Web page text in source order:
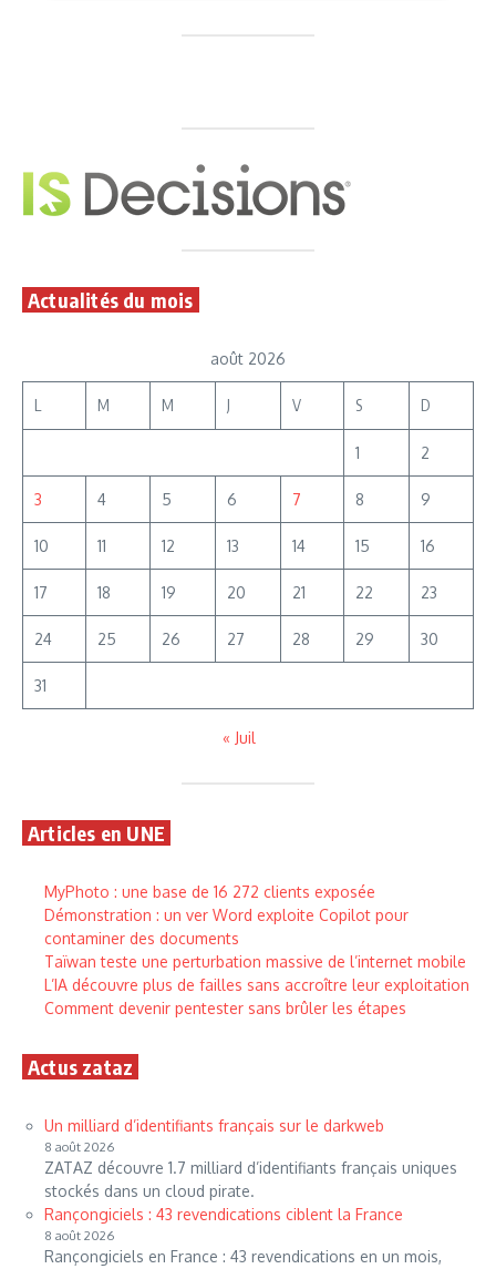
Actualités du mois
août 2026
L M M J V S D
1 2
3 4 5 6 7 8 9
10 11 12 13 14 15 16
17 18 19 20 21 22 23
24 25 26 27 28 29 30
31
« Juil
Articles en UNE
MyPhoto : une base de 16 272 clients exposée
Démonstration : un ver Word exploite Copilot pour
contaminer des documents
Taïwan teste une perturbation massive de l’internet mobile
L’IA découvre plus de failles sans accroître leur exploitation
Comment devenir pentester sans brûler les étapes
Actus zataz
Un milliard d’identifiants français sur le darkweb
8 août 2026
ZATAZ découvre 1.7 milliard d’identifiants français uniques
stockés dans un cloud pirate.
Rançongiciels : 43 revendications ciblent la France
8 août 2026
Rançongiciels en France : 43 revendications en un mois,